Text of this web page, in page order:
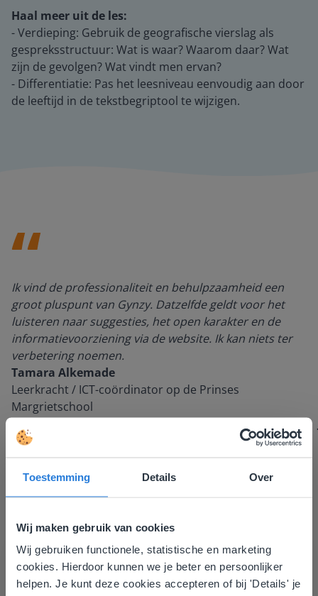
Toestemming Details Over
Wij maken gebruik van cookies
Wij gebruiken functionele, statistische en marketing
cookies. Hierdoor kunnen we je beter en persoonlijker
helpen. Je kunt deze cookies accepteren of bij 'Details' je
Haal meer uit de les:
- Verdieping: Gebruik de geografische vierslag als
gespreksstructuur: Wat is waar? Waarom daar? Wat
zijn de gevolgen? Wat vindt men ervan?
- Differentiatie: Pas het leesniveau eenvoudig aan door
de leeftijd in de tekstbegriptool te wijzigen.
Ik vind de professionaliteit en behulpzaamheid een
groot pluspunt van Gynzy. Datzelfde geldt voor het
luisteren naar suggesties, het open karakter en de
informatievoorziening via de website. Ik kan niets ter
verbetering noemen.
Tamara Alkemade
Leerkracht / ICT-coördinator op de Prinses
Margrietschool
Ontdek meer!
Deze website komt niet
overeen met je locatie